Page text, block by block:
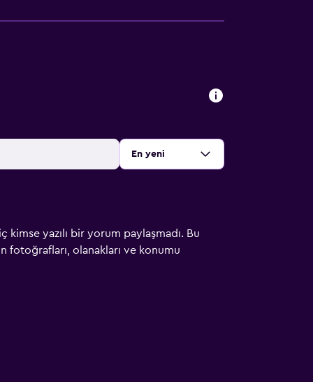
Sırala:
En yeni
yazılı bir yorum paylaşmadı. Bu
fotoğrafları, olanakları ve konumu